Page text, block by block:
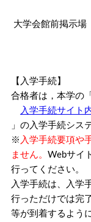
大学会館前掲示場
【入学手続】
合格者は，本学の「
入学手続サイト
」の入学手続シス
※ 入学手続要項や
ません。 Webサイ
行ってください。
入学手続は、入学
行っただけでは完
等が到着するよう